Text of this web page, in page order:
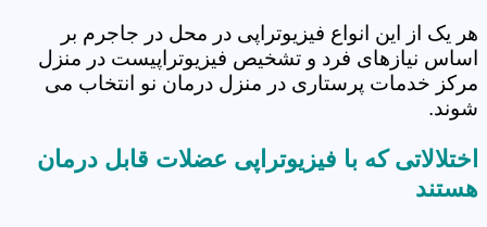
هر یک از این انواع فیزیوتراپی در محل در جاجرم بر
اساس نیازهای فرد و تشخیص فیزیوتراپیست در منزل
مرکز خدمات پرستاری در منزل درمان نو انتخاب می
شوند.
اختلالاتی که با فیزیوتراپی عضلات قابل درمان
هستند